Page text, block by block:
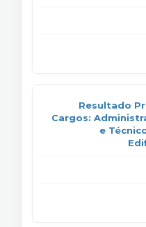
Resultado
Cargos:
e